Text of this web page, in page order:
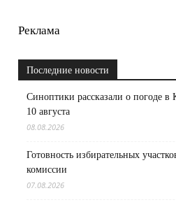
Реклама
Последние новости
Синоптики рассказали о погоде в
10 августа
08.08.2026
Готовность избирательных
комиссии
07.08.2026